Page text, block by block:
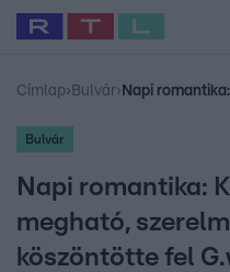
Legfrissebb RTL Híradó
Babits Marcella
Címlap› Bulvár›
Bulvár
Napi romantika:
megható,
köszöntötte fel